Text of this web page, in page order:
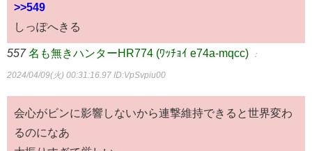
>>549
しっぽへきる
557 名も無きハンターHR774 (ﾜｯﾁｮｲ e74a-mqcc) ：
2024/04/09(火) 00:31:16.97 ID:VpSvpiu00
会心がビンに影響しないから連撃維持できると世界変わ
るのになあ